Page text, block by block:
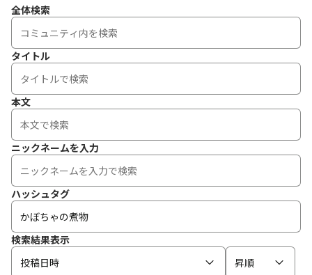
全体検索
タイトル
本文
ニックネームを入力
ハッシュタグ
検索結果表示
投稿日時
昇順